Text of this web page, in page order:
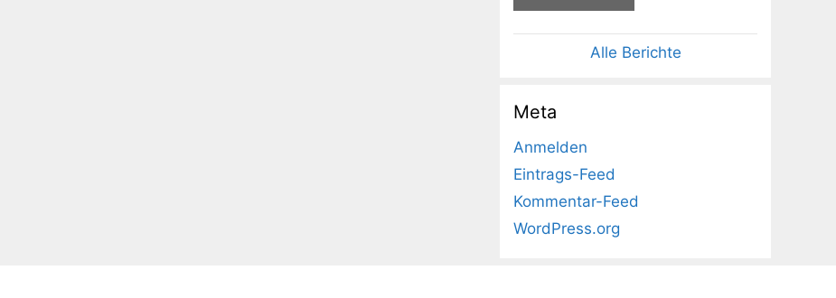
Alle Berichte
Meta
Anmelden
Eintrags-Feed
Kommentar-Feed
WordPress.org